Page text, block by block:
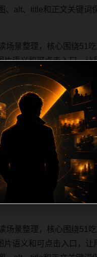
alt、title和正文关键词
景整理，核心围绕51
语义和可点击入口，
alt、title和正文关键词
景整理，核心围绕51
语义和可点击入口，
alt、title和正文关键词
景整理，核心围绕51
语义和可点击入口，